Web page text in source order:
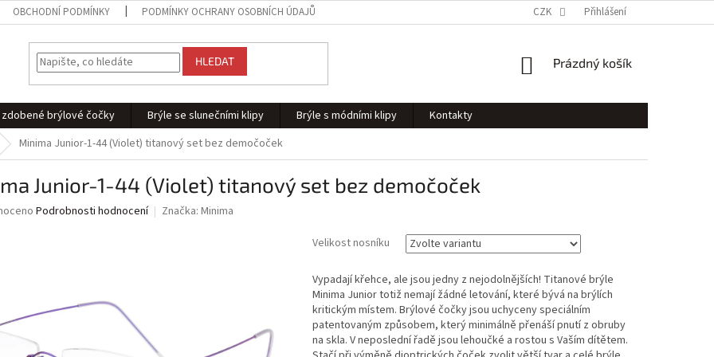
OBCHODNÍ PODMÍNKY PODMÍNKY OCHRANY OSOBNÍCH ÚDAJŮ CZK Přihlášení
HLEDAT
NÁKUPNÍ
Prázdný košík
brýlové čočky Brýle se slunečními klipy Brýle s módními klipy
Kontakty
Minima Junior-1-44 (Violet) titanový set bez demočoček
Junior-1-44 (Violet) titanový set bez demočoček
Podrobnosti hodnocení Značka: Minima
Velikost nosníku
Vypadají křehce, ale jsou jedny z nejodolnějších! Titanové brýle
Minima Junior totiž nemají žádné letování, které bývá na brýlích
kritickým místem. Brýlové čočky jsou uchyceny speciálním
patentovaným způsobem, který minimálně přenáší pnutí z obruby
na skla. V neposlední řadě jsou lehoučké a rostou s Vaším dítětem.